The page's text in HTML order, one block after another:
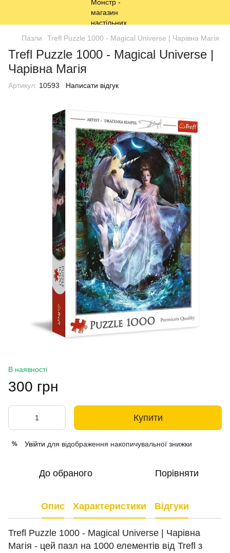
Пазли Trefl Puzzle 1000 - Magical Universe | Чарівна Магія
Trefl Puzzle 1000 - Magical Universe |
Чарівна Магія
Артикул: 10593 Написати відгук
В наявності
300 грн
Купити
% Увійти для відображення накопичувальної знижки
До обраного Порівняти
Опис Характеристики Відгуки
Trefl Puzzle 1000 - Magical Universe | Чарівна
Магія - цей пазл на 1000 елементів від Trefl з